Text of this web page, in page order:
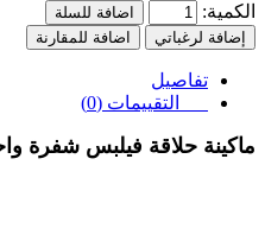
الكمية:
اضافة للسلة
إضافة لرغباتي
اضافة للمقارنة
تفاصيل
التقييمات (0)
ماكينة حلاقة فيلبس شفرة